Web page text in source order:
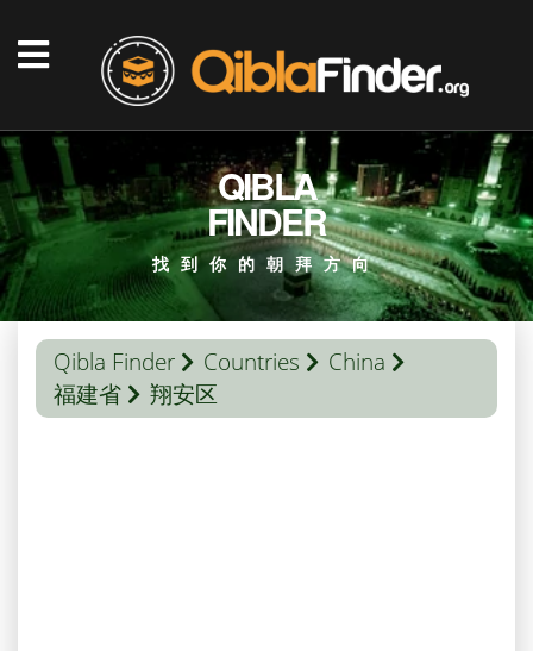
QIBLA
FINDER
找到你的朝拜方向
Qibla Finder Countries
China
福建省
翔安区